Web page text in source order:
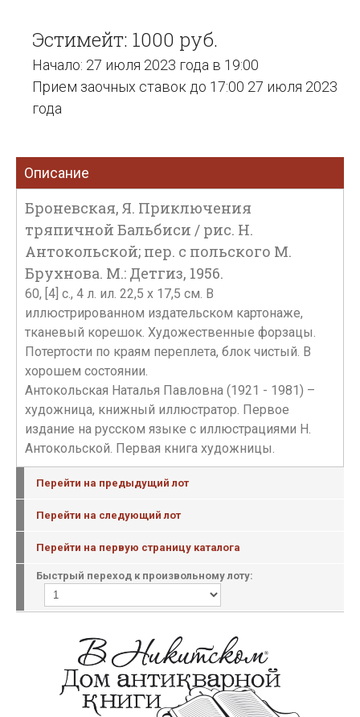
Эстимейт: 1000 руб.
Начало: 27 июля 2023 года в 19:00
Прием заочных ставок до 17:00 27 июля 2023
года
Описание
Броневская, Я. Приключения
тряпичной Бальбиси / рис. Н.
Антокольской; пер. с польского М.
Брухнова. М.: Детгиз, 1956.
60, [4] с., 4 л. ил. 22,5 х 17,5 см. В
иллюстрированном издательском картонаже,
тканевый корешок. Художественные форзацы.
Потертости по краям переплета, блок чистый. В
хорошем состоянии.
Антокольская Наталья Павловна (1921 - 1981) –
художница, книжный иллюстратор. Первое
издание на русском языке с иллюстрациями Н.
Антокольской. Первая книга художницы.
Перейти на предыдущий лот
Перейти на следующий лот
Перейти на первую страницу каталога
Быстрый переход к произвольному лоту: